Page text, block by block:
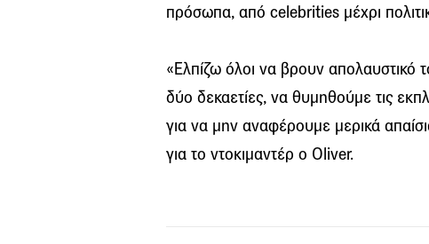
πρόσωπα, από celebrities μέχρι
«Ελπίζω όλοι να βρουν απολαυστικό
δύο δεκαετίες, να θυμηθούμε τις
για να μην αναφέρουμε μερικά
για το ντοκιμαντέρ ο Oliver.